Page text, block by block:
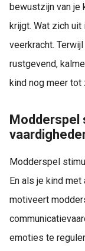
bewustzijn van je
krijgt. Wat zich
veerkracht.
rustgevend,
kind nog meer tot
Modderspel
Modderspel
En als je kind
motiveert
emoties te